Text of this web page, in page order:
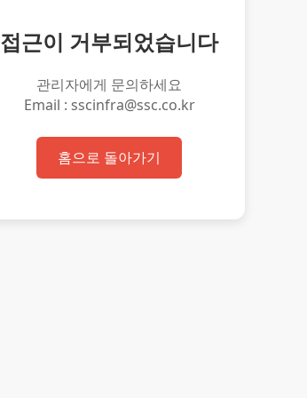
접근이 거부되었습니다
관리자에게 문의하세요
Email : sscinfra@ssc.co.kr
홈으로 돌아가기